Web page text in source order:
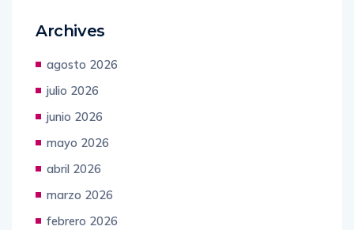
Archives
agosto 2026
julio 2026
junio 2026
mayo 2026
abril 2026
marzo 2026
febrero 2026